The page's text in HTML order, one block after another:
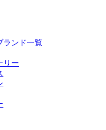
ランド一覧
リー